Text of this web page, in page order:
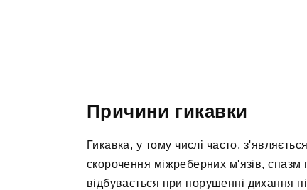
Причини гикавки
Гикавка, у тому числі часто,
скорочення міжреберних м'язів, спазм
відбувається при порушенні дихання